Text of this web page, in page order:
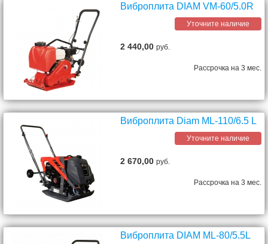
Виброплита DIAM VM-60/5.0R
Уточните наличие
2 440,00руб.
Рассрочка на 3 мес.
Виброплита Diam ML-110/6.5 L
Уточните наличие
2 670,00руб.
Рассрочка на 3 мес.
Виброплита DIAM ML-80/5.5L